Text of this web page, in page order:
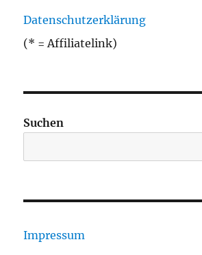
Datenschutzerklärung
(* = Affiliatelink)
Suchen
Impressum